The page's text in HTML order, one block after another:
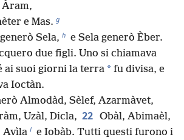
Àram,
e Mas. g
Sela, h e Sela generò Èber.
due figli. Uno si chiamava
ai suoi giorni la terra * fu divisa, e
Ioctàn.
Almodàd, Sèlef, Azarmàvet,
Uzàl, Dicla, 22 Obàl, Abimaèl,
Avìla l e Iobàb. Tutti questi furono i